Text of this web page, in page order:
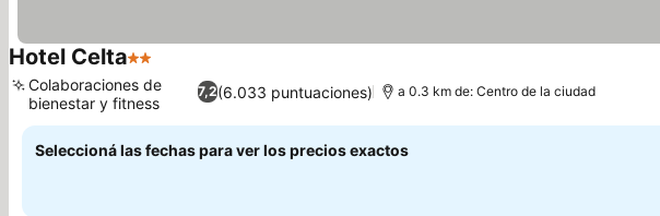
Hotel Celta2 Estrellas
7,2(6.033 puntuaciones)
Colaboraciones de
bienestar y fitness
a 0.3 km de: Centro de la ciudad
Seleccioná las fechas para ver los precios exactos